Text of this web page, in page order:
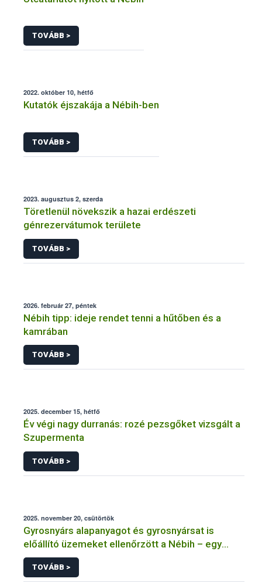
TOVÁBB >
2022. október 10, hétfő
Kutatók éjszakája a Nébih-ben
TOVÁBB >
2023. augusztus 2, szerda
Töretlenül növekszik a hazai erdészeti
génrezervátumok területe
TOVÁBB >
2026. február 27, péntek
Nébih tipp: ideje rendet tenni a hűtőben és a
kamrában
TOVÁBB >
2025. december 15, hétfő
Év végi nagy durranás: rozé pezsgőket vizsgált a
Szupermenta
TOVÁBB >
2025. november 20, csütörtök
Gyrosnyárs alapanyagot és gyrosnyársat is
előállító üzemeket ellenőrzött a Nébih – egy
üzem működését azonnal felfüggesztették
TOVÁBB >